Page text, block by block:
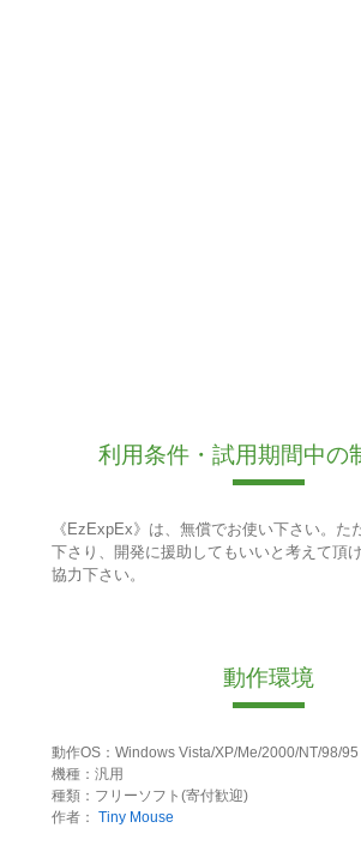
利用条件・試用期間中の
《EzExpEx》は、無償でお使い下さい。た
下さり、開発に援助してもいいと考えて頂
協力下さい。
動作環境
動作OS：Windows Vista/XP/Me/2000/NT/98/95
機種：汎用
種類：フリーソフト(寄付歓迎)
作者： Tiny Mouse